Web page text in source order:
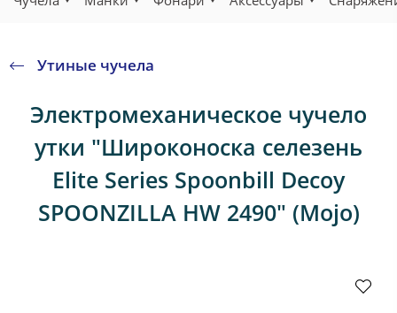
Утиные чучела
Электромеханическое чучело
утки "Широконоска селезень
Elite Series Spoonbill Decoy
SPOONZILLA HW 2490" (Mojo)